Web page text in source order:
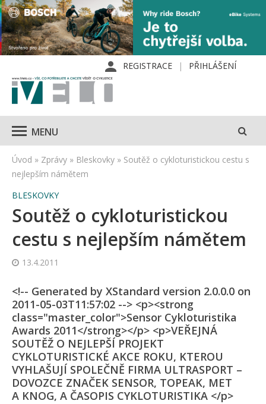
REGISTRACE PŘIHLÁŠENÍ
MENU
Úvod » Zprávy » Bleskovky » Soutěž o cykloturistickou cestu s
nejlepším námětem
BLESKOVKY
Soutěž o cykloturistickou
cestu s nejlepším námětem
13.4.2011
<!-- Generated by XStandard version 2.0.0.0 on
2011-05-03T11:57:02 --> <p><strong
class="master_color">Sensor Cykloturistika
Awards 2011</strong></p> <p>VEŘEJNÁ
SOUTĚŽ O NEJLEPŠÍ PROJEKT
CYKLOTURISTICKÉ AKCE ROKU, KTEROU
VYHLAŠUJÍ SPOLEČNĚ FIRMA ULTRASPORT –
DOVOZCE ZNAČEK SENSOR, TOPEAK, MET
A KNOG, A ČASOPIS CYKLOTURISTIKA </p>